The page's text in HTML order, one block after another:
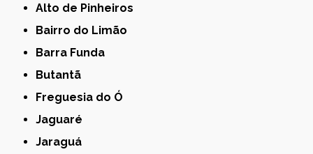
Alto de Pinheiros
Bairro do Limão
Barra Funda
Butantã
Freguesia do Ó
Jaguaré
Jaraguá